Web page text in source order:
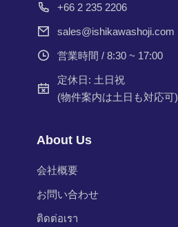
+66 2 235 2206
sales@ishikawashoji.com
営業時間 / 8:30 ~ 17:00
定休日: 土日祝
(物件案内は土日も対応可)
About Us
会社概要
お問い合わせ
ติดต่อเรา